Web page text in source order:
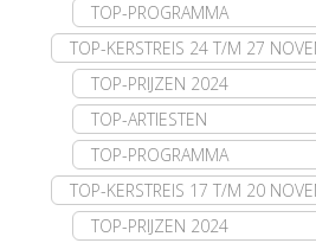
TOP-PROGRAMMA
TOP-KERSTREIS 24 T/M 27
TOP-PRIJZEN 2024
TOP-ARTIESTEN
TOP-PROGRAMMA
TOP-KERSTREIS 17 T/M 20
TOP-PRIJZEN 2024